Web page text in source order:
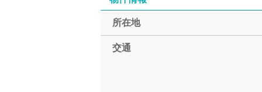
所在地
交通